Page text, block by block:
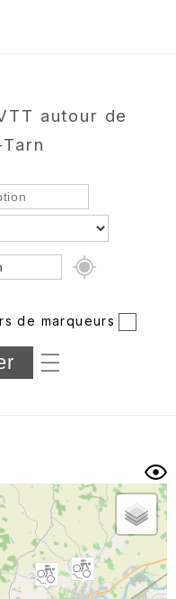
autour de
Photos
de marqueurs